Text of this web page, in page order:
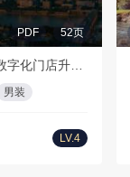
PDF 52页
男装
LV.4